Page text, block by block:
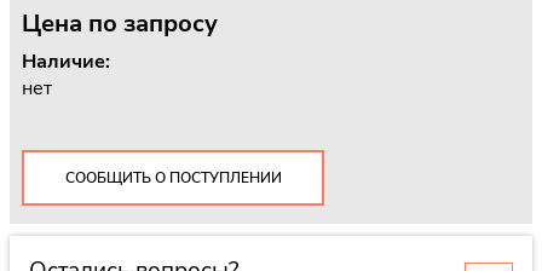
Цена по запросу
Наличие:
нет
СООБЩИТЬ О ПОСТУПЛЕНИИ